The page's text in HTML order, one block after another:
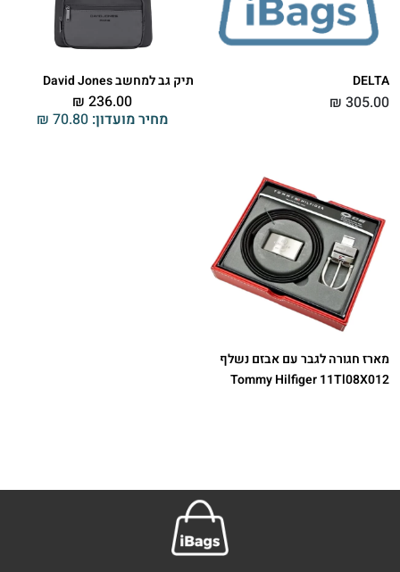
DELTA
₪ 305.00
תיק גב למחשב David Jones
מחיר מועדון: ₪ 70.80
₪ 236.00
מארז חגורה לגבר עם אבזם נשלף
Tommy Hilfiger 11Tl08X012